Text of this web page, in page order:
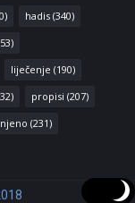
hadis (340)
liječenje (190)
propisi (207)
(231)